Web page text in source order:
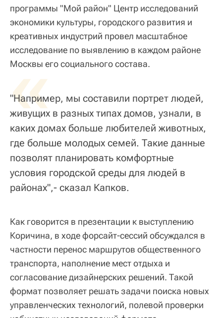
программы "Мой район" Центр исследований
экономики культуры, городского развития и
креативных индустрий провел масштабное
исследование по выявлению в каждом районе
Москвы его социального состава.
«
"Например, мы составили портрет людей,
живущих в разных типах домов, узнали, в
каких домах больше любителей животных,
где больше молодых семей. Такие данные
позволят планировать комфортные
условия городской среды для людей в
районах",- сказал Капков.
Как говорится в презентации к выступлению
Коричина, в ходе форсайт-сессий обсуждался в
частности перенос маршрутов общественного
транспорта, наполнение мест отдыха и
согласование дизайнерских решений. Такой
формат позволяет решать задачи поиска новых
управленческих технологий, полевой проверки